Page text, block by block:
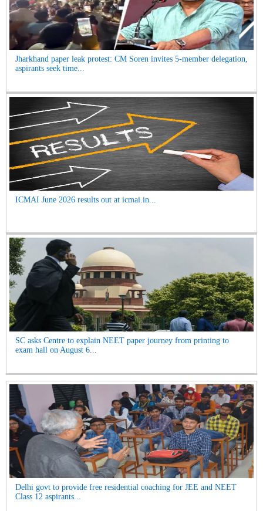
Jharkhand paper leak protest: CM Soren invites 5-member delegation,
aspirants seek time...
ICMAI June 2026 results out at icmai.in...
SC asks Centre to explain NEET paper journey from printing to
exam hall on August 6...
Delhi govt to provide free residential coaching for JEE and NEET
Class 12 aspirants...